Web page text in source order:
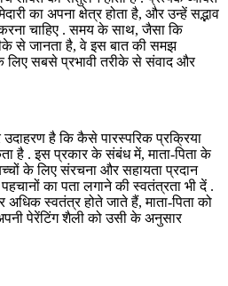
का अपना क्षेत्र होता है, और उन्हें सद्भाव
चाहिए . समय के साथ, जैसा कि
से जानता है, वे इस बात की समझ
लिए सबसे प्रभावी तरीके से संवाद और
है कि कैसे पारस्परिक प्रक्रिया
है . इस प्रकार के संबंध में, माता-पिता के
के लिए संरचना और सहायता प्रदान
का पता लगाने की स्वतंत्रता भी दें .
स्वतंत्र होते जाते हैं, माता-पिता को
पेरेंटिंग शैली को उसी के अनुसार